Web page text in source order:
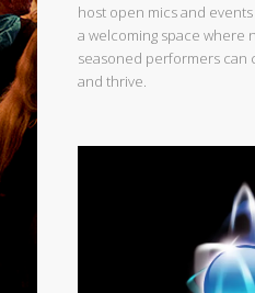
host open mics and
a welcoming space where
seasoned performers can
and thrive.